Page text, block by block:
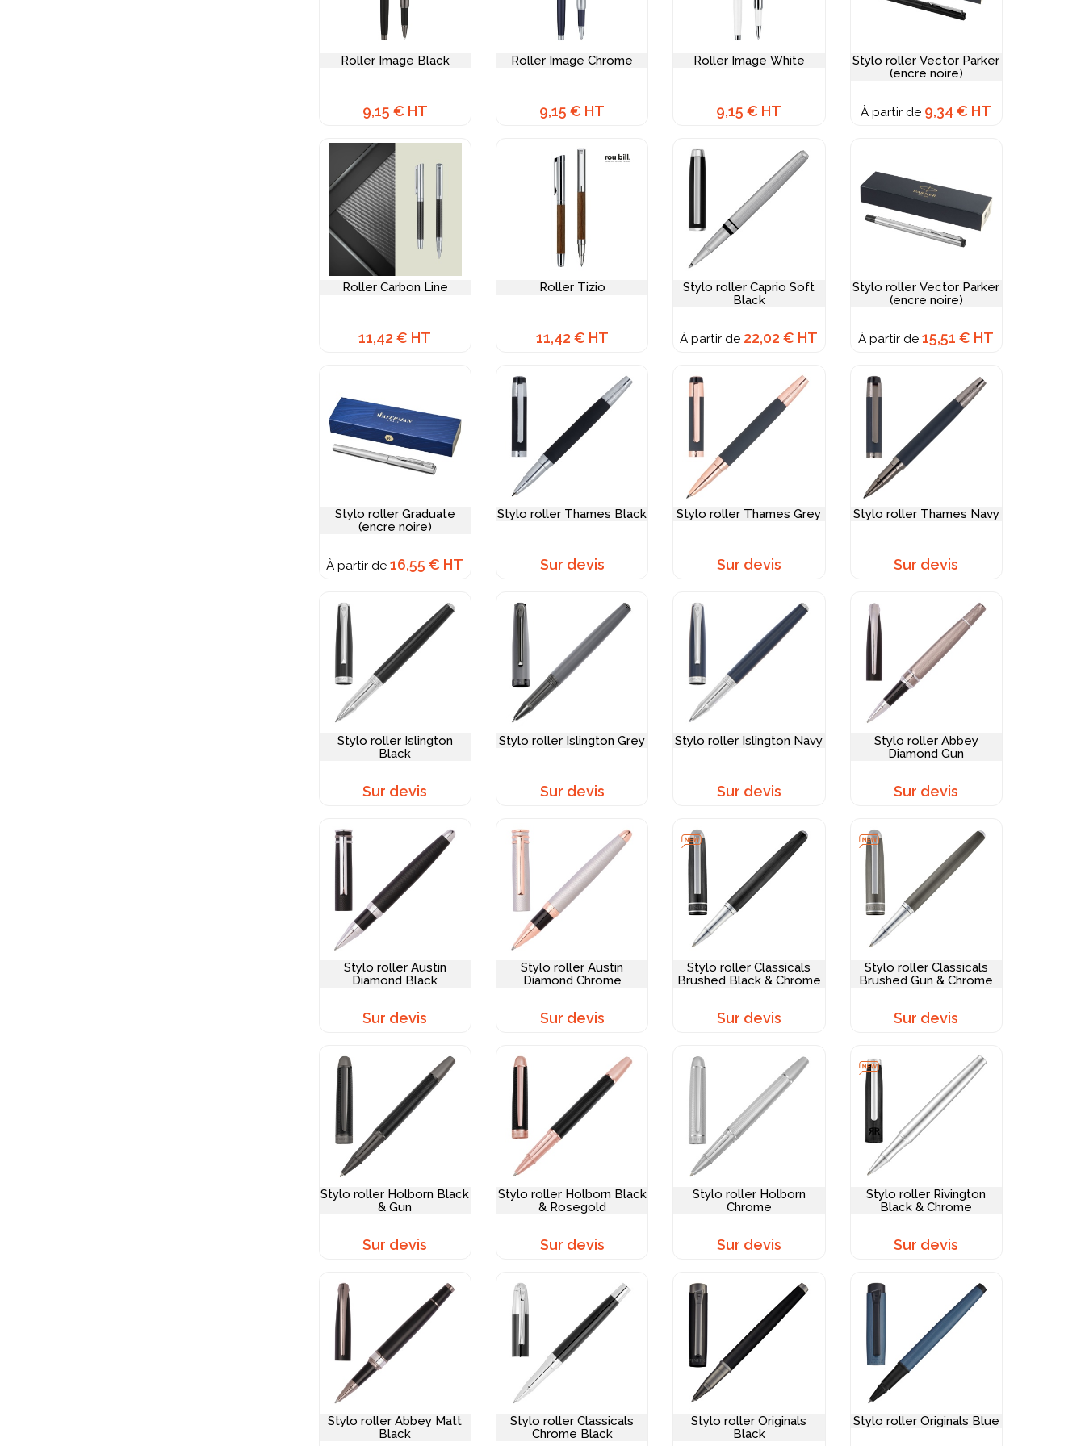
Roller Image Black
9,15 € HT
Roller Image Chrome
9,15 € HT
Roller Image White
9,15 € HT
Stylo roller Vector Parker
(encre noire)
À partir de 9,34 € HT
Roller Carbon Line
11,42 € HT
Roller Tizio
11,42 € HT
Stylo roller Caprio Soft
Black
À partir de 22,02 € HT
Stylo roller Vector Parker
(encre noire)
À partir de15,51 € HT
Stylo roller Graduate
(encre noire)
À partir de16,55 € HT
Stylo roller Thames Black
Sur devis
Stylo roller Thames Grey
Sur devis
Stylo roller Thames Navy
Sur devis
Stylo roller Islington
Black
Sur devis
Stylo roller Islington Grey
Sur devis
Stylo roller Islington Navy
Sur devis
Stylo roller Abbey
Diamond Gun
Sur devis
Stylo roller Austin
Diamond Black
Sur devis
Stylo roller Austin
Diamond Chrome
Sur devis
Stylo roller Classicals
Brushed Black & Chrome
Sur devis
Stylo roller Classicals
Brushed Gun & Chrome
Sur devis
Stylo roller Holborn Black
& Gun
Sur devis
Stylo roller Holborn Black
& Rosegold
Sur devis
Stylo roller Holborn
Chrome
Sur devis
Stylo roller Rivington
Black & Chrome
Sur devis
Stylo roller Abbey Matt
Black
Stylo roller Classicals
Chrome Black
Stylo roller Originals
Black
Stylo roller Originals Blue